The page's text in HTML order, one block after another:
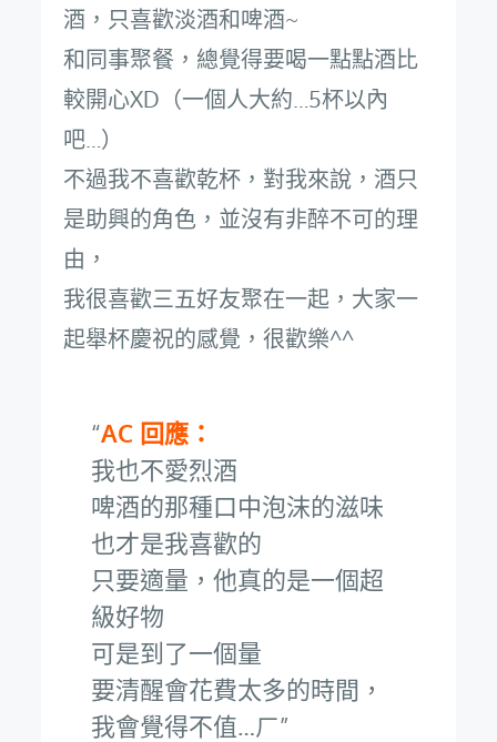
酒，只喜歡淡酒和啤酒~
和同事聚餐，總覺得要喝一點點酒比
較開心XD（一個人大約…5杯以內
吧…）
不過我不喜歡乾杯，對我來說，酒只
是助興的角色，並沒有非醉不可的理
由，
我很喜歡三五好友聚在一起，大家一
起舉杯慶祝的感覺，很歡樂^^
AC 回應：
我也不愛烈酒
啤酒的那種口中泡沫的滋味
也才是我喜歡的
只要適量，他真的是一個超
級好物
可是到了一個量
要清醒會花費太多的時間，
我會覺得不值…ㄏ